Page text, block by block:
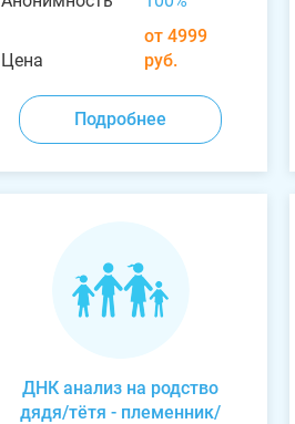
Цена
от 4999
руб.
Подробнее
ДНК анализ на родство
дядя/тётя - племенник/